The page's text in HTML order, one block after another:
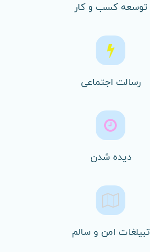
توسعه کسب و کار
رسالت اجتماعی
دیده شدن
تبیلغات امن و سالم